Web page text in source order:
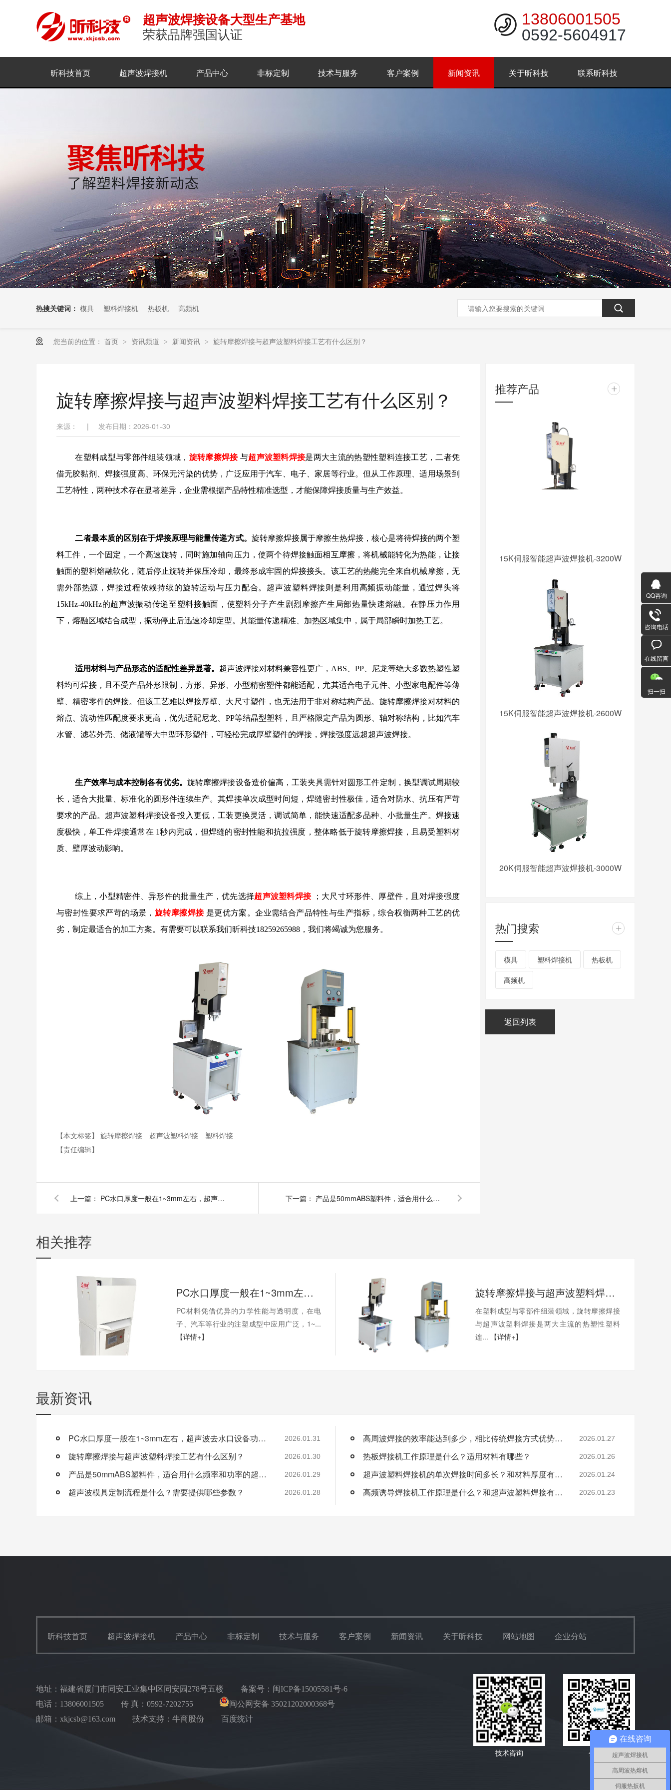
超声波焊接设备大型生产基地
荣获品牌强国认证
13806001505
0592-5604917
昕科技首页 超声波焊接机 产品中心 非标定制 技术与服务 客户案例 新闻资讯 关于昕科技 联系昕科技
热搜关键词： 模具 塑料焊接机 热板机 高频机
您当前的位置： 首页 > 资讯频道 > 新闻资讯 > 旋转摩擦焊接与超声波塑料焊接工艺有什么区别？
旋转摩擦焊接与超声波塑料焊接工艺有什么区别？
来源： | 发布日期：2026-01-30
在塑料成型与零部件组装领域， 旋转摩擦焊接 与超声波塑料焊接是两大主流的热塑性塑料连接工艺，二者凭
借无胶黏剂、焊接强度高、环保无污染的优势，广泛应用于汽车、电子、家居等行业。但从工作原理、适用场景到
工艺特性，两种技术存在显著差异，企业需根据产品特性精准选型，才能保障焊接质量与生产效益。
二者最本质的区别在于焊接原理与能量传递方式。 旋转摩擦焊接属于摩擦生热焊接，核心是将待焊接的两个塑
料工件，一个固定，一个高速旋转，同时施加轴向压力，使两个待焊接触面相互摩擦，将机械能转化为热能，让接
触面的塑料熔融软化，随后停止旋转并保压冷却，最终形成牢固的焊接接头。该工艺的热能完全来自机械摩擦，无
需外部热源，焊接过程依赖持续的旋转运动与压力配合。超声波塑料焊接则是利用高频振动能量，通过焊头将
15kHz-40kHz的超声波振动传递至塑料接触面，使塑料分子产生剧烈摩擦产生局部热量快速熔融。在静压力作用
下，熔融区域结合成型，振动停止后迅速冷却定型。其能量传递精准、加热区域集中，属于局部瞬时加热工艺。
适用材料与产品形态的适配性差异显著。 超声波焊接对材料兼容性更广， ABS、 PP、尼龙等绝大多数热塑性塑
料均可焊接，且不受产品外形限制，方形、异形、小型精密塑件都能适配，尤其适合电子元件、小型家电配件等薄
壁、精密零件的焊接。但该工艺难以焊接厚壁、大尺寸塑件，也无法用于非对称结构产品。旋转摩擦焊接对材料的
熔点、流动性匹配度要求更高，优先适配尼龙、PP等结晶型塑料，且严格限定产品为圆形、轴对称结构，比如汽车
水管、滤芯外壳、储液罐等大中型环形塑件，可轻松完成厚壁塑件的焊接，焊接强度远超超声波焊接。
生产效率与成本控制各有优劣。旋转摩擦焊接设备造价偏高，工装夹具需针对圆形工件定制，换型调试周期较
长，适合大批量、标准化的圆形件连续生产。其焊接单次成型时间短，焊缝密封性极佳，适合对防水、抗压有严苛
要求的产品。超声波塑料焊接设备投入更低，工装更换灵活，调试简单，能快速适配多品种、小批量生产。焊接速
度极快，单工件焊接通常在 1秒内完成，但焊缝的密封性能和抗拉强度，整体略低于旋转摩擦焊接，且易受塑料材
质、壁厚波动影响。
综上，小型精密件、异形件的批量生产，优先选择超声波塑料焊接
；大尺寸环形件、厚壁件，且对焊接强度
与密封性要求严苛的场景， 旋转摩擦焊接 是更优方案。企业需结合产品特性与生产指标，综合权衡两种工艺的优
劣，制定最适合的加工方案。有需要可以联系我们昕科技18259265988，我们将竭诚为您服务。
【本文标签】 旋转摩擦焊接 超声波塑料焊接
塑料焊接
【责任编辑】
上一篇： PC水口厚度一般在1~3mm左右，超声波去水口设备功率需要怎么配置？ 下一篇： 产品是50mmABS塑料件，适合用什么频率和功率的超声波清洗机？
推荐产品 +
15K伺服智能超声波焊接机-3200W
15K伺服智能超声波焊接机-2600W
20K伺服智能超声波焊接机-3000W
热门搜索 +
模具 塑料焊接机 热板机
高频机
返回列表
相关推荐
PC水口厚度一般在1~3mm左右，超声波去水口设备功率需要怎么配置？
PC材料凭借优异的力学性能与透明度，在电
子、汽车等行业的注塑成型中应用广泛，1~...
【详情+】
旋转摩擦焊接与超声波塑料焊接工艺有什么区别？
在塑料成型与零部件组装领域，旋转摩擦焊接
与超声波塑料焊接是两大主流的热塑性塑料
连...
【详情+】
最新资讯
PC水口厚度一般在1~3mm左右，超声波去水口设备功率需要怎么配置？ 2026.01.31
旋转摩擦焊接与超声波塑料焊接工艺有什么区别？ 2026.01.30
产品是50mmABS塑料件，适合用什么频率和功率的超声波清洗机？ 2026.01.29
超声波模具定制流程是什么？需要提供哪些参数？ 2026.01.28
高周波焊接的效率能达到多少，相比传统焊接方式优势明显吗？ 2026.01.27
热板焊接机工作原理是什么？适用材料有哪些？ 2026.01.26
超声波塑料焊接机的单次焊接时间多长？和材料厚度有关吗？ 2026.01.24
高频诱导焊接机工作原理是什么？和超声波塑料焊接有何区别？ 2026.01.23
昕科技首页 超声波焊接机 产品中心 非标定制 技术与服务 客户案例 新闻资讯 关于昕科技 网站地图 企业分站
地址：福建省厦门市同安工业集中区同安园278号五楼 备案号： 闽ICP备15005581号-6
电话：13806001505
传 真：0592-7202755
闽公网安备 35021202000368号
邮箱：xkjcsb@163.com
技术支持：牛商股份 百度统计
公众号
技术咨询
QQ咨询
咨询电话
在线留言
扫一扫
在线咨询
超声波焊接机
高周波热熔机
伺服热扳机